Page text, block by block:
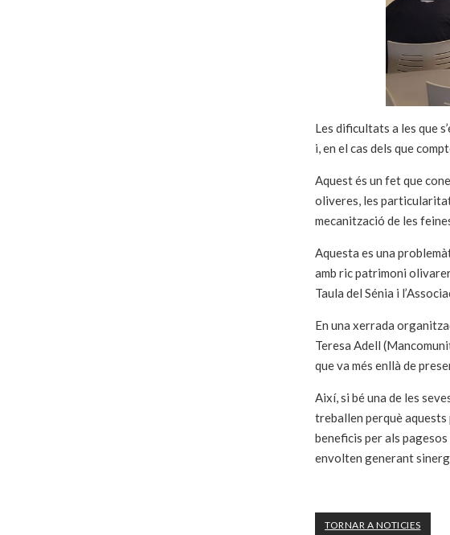
Les dificultats a les que
i, en el cas dels que
Aquest és un fet que
oliveres, les
mecanització de les
Aquesta es una
amb ric patrimoni
Taula del Sénia i
En una xerrada
Teresa Adell
que va més enllà de
Així, si bé una de les
treballen perquè
beneficis per als
envolten generant
TORNAR A NOTICIES